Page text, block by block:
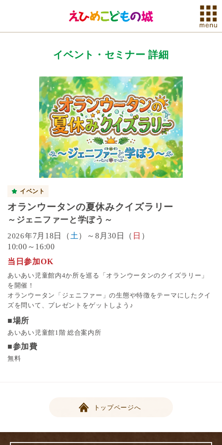
イベント・セミナー 詳細
イベント
オランウータンの夏休みクイズラリー
～ジェニファーと学ぼう～
2026年7月18日（ 土 ）～8月30日（ 日 ）
10:00～16:00
当日参加OK
あいあい児童館内4か所を巡る「オランウータンのクイズラリー」
を開催！
オランウータン「ジェニファー」の生態や特徴をテーマにしたクイ
ズを問いて、プレゼントをゲットしよう♪
■場所
あいあい児童館1階 総合案内所
■参加費
無料
トップページへ